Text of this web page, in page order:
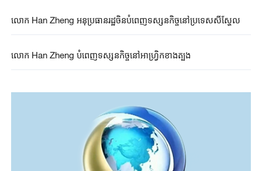
លោក Han Zheng អនុប្រធានរដ្ឋចិនបំពេញទស្សនកិច្ចនៅប្រទេសសីស្ហែល
លោក Han Zheng បំពេញទស្សនកិច្ចនៅអាហ្វ្រិកខាងត្បូង